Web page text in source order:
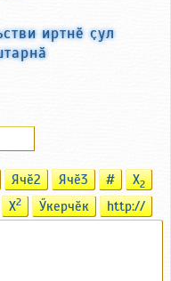
иртнӗ ҫул
Ячӗ2 Ячӗ3 # X2
X2 Ӳкерчӗк http://